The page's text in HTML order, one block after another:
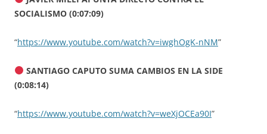
SOCIALISMO (0:07:09)
“https://www.youtube.com/watch?v=iwghOgK-nNM”
SANTIAGO CAPUTO SUMA CAMBIOS EN LA SIDE
(0:08:14)
“https://www.youtube.com/watch?v=weXjOCEa90I”